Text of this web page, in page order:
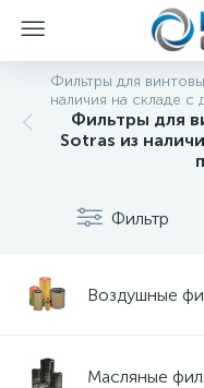
Фильтры для
наличия на складе
Фильтры для
Sotras из
Фильтр
Воздушные
Масляные